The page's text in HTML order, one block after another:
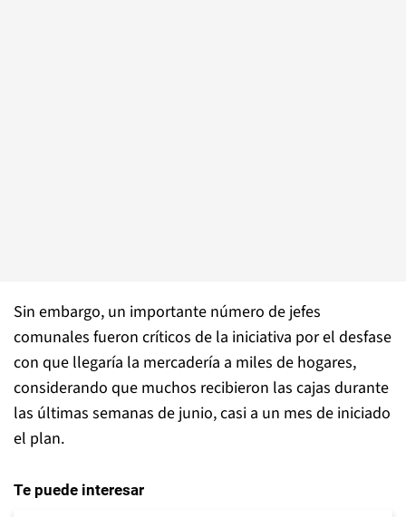
Sin embargo, un importante número de jefes
comunales fueron críticos de la iniciativa por el desfase
con que llegaría la mercadería a miles de hogares,
considerando que muchos recibieron las cajas durante
las últimas semanas de junio, casi a un mes de iniciado
el plan.
Te puede interesar